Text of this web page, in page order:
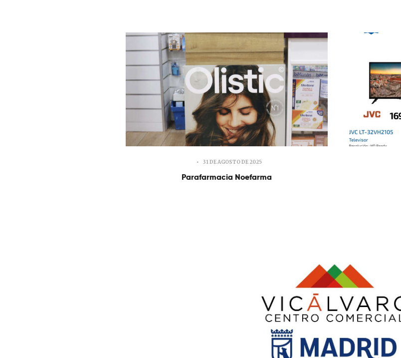
31 DE AGOSTO DE 2025
Parafarmacia Noefarma